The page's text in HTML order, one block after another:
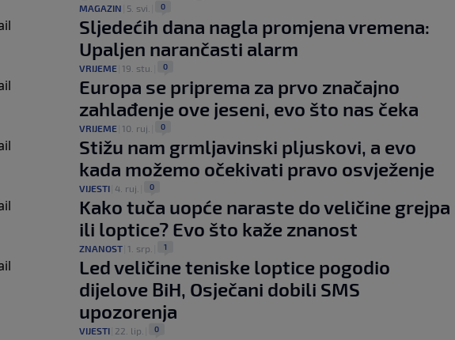
MAGAZIN 5. svi. 0
Sljedećih dana nagla promjena vremena:
Upaljen narančasti alarm
VRIJEME 19. stu. 0
Europa se priprema za prvo značajno
zahlađenje ove jeseni, evo što nas čeka
VRIJEME 10. ruj. 0
Stižu nam grmljavinski pljuskovi, a evo
kada možemo očekivati pravo osvježenje
VIJESTI 4. ruj. 0
Kako tuča uopće naraste do veličine grejpa
ili loptice? Evo što kaže znanost
ZNANOST 1. srp. 1
Led veličine teniske loptice pogodio
dijelove BiH, Osječani dobili SMS
upozorenja
VIJESTI 22. lip. 0